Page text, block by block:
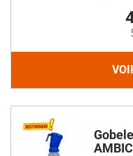
AMBIC